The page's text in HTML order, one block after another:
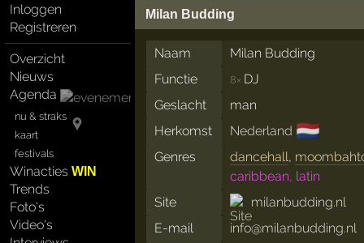
Inloggen
Registreren
Overzicht
Nieuws
Agenda
nu & straks
kaart
festivals
WinactiesWIN
Trends
Foto's
Video's
Milan Budding
Naam
Milan Budding
Functie
8× DJ
Geslacht
man
Herkomst
Nederland 🇳🇱
Genres dancehall,
caribbean, latin
Site
milanbudding.nl
E-mail
info@milanbudding.nl